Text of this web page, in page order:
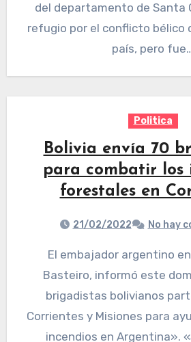
del departamento de Santa
refugio por el conflicto bélico
país, pero
Politica
Bolivia envía 70
para combatir los
forestales en
21/02/2022 No hay
El embajador argentino en Bolivia, Ariel
Basteiro, informó este
brigadistas bolivianos
Corrientes y Misiones para
incendios en Argentina».